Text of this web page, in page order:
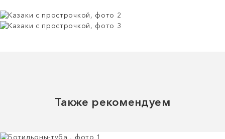
Также рекомендуем